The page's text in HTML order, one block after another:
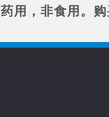
用，非食用。